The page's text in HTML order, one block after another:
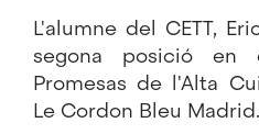
L'alumne del CETT,
segona posició en
Promesas de l'Alta
Le Cordon Bleu Madrid.